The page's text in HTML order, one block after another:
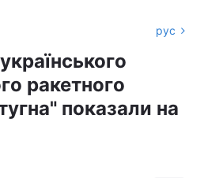
рус
ракетного
показали на